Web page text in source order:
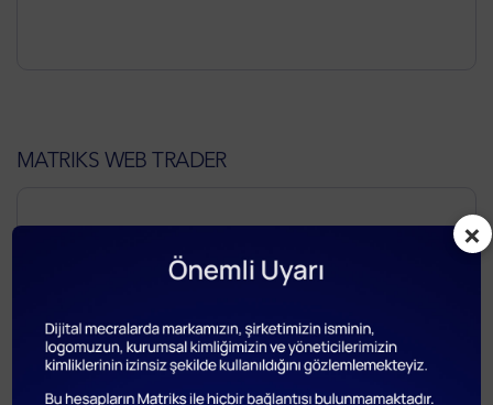
×
MATRIKS WEB TRADER
Matriks Web Trader